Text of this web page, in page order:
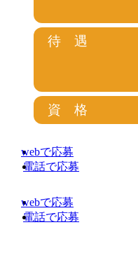
待 遇
資 格
webで応募
電話で応募
webで応募
電話で応募